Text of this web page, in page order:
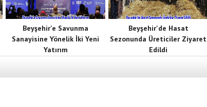
Beyşehir'e Savunma
Sanayisine Yönelik İki Yeni
Yatırım
Beyşehir'de Hasat
Sezonunda Üreticiler Ziyaret
Edildi